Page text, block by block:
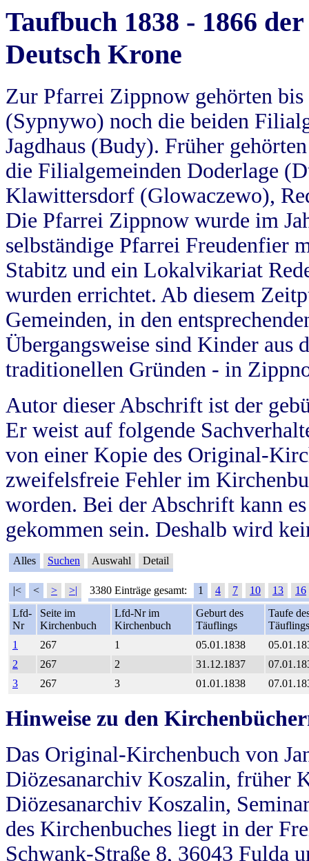
Taufbuch 1838 - 1866
Deutsch Krone
Zur Pfarrei Zippnow gehörten
(Sypnywo) noch die beiden
Jagdhaus (Budy). Früher
die Filialgemeinden Doderlage
Klawittersdorf (Glowaczewo),
Die Pfarrei Zippnow wurde im
selbständige Pfarrei Freudenfier
Stabitz und ein Lokalvikariat
wurden errichtet. Ab diesem
Gemeinden, in den
Übergangsweise sind Kinder aus
traditionellen Gründen - in
Autor dieser Abschrift ist der
Er weist auf folgende
von einer Kopie des Original-
zweifelsfreie Fehler im
worden. Bei der Abschrift kann
gekommen sein. Deshalb wird
Alles Suchen Auswahl Detail
|< < > >| 3380 Einträge gesamt: 1 4 7 10 13
16
Lfd-
Nr
Seite im
Kirchenbuch
Lfd-Nr im
Kirchenbuch
Geburt des
Täuflings
Taufe
Täuflings
1
267 1 05.01.1838
2
267 2 31.12.1837
3
267 3 01.01.1838
Hinweise zu den
Das Original-Kirchenbuch von
Diözesanarchiv Koszalin, früher
Diözesanarchiv Koszalin,
des Kirchenbuches liegt in der
Schwank-Straße 8, 36043 Fulda